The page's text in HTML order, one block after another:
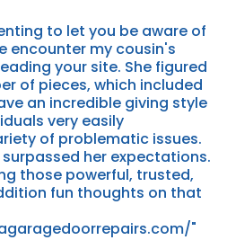
to let you be aware of
encounter my cousin's
your site. She figured
of pieces, which included
an incredible giving style
very easily
of problematic issues.
her expectations.
those powerful, trusted,
fun thoughts on that
"